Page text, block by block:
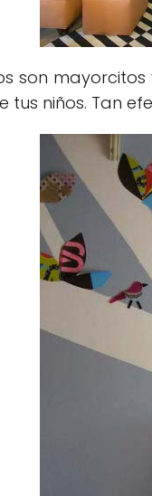
son
niños. Tan